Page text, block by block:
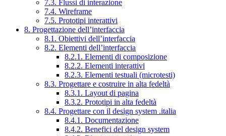
7.3. Flussi di interazione
7.4. Wireframe
7.5. Prototipi interattivi
8. Progettazione dell’interfaccia
8.1. Obiettivi dell’interfaccia
8.2. Elementi dell’interfaccia
8.2.1. Elementi di composizione
8.2.2. Elementi interattivi
8.2.3. Elementi testuali (microtesti)
8.3. Progettare e costruire in alta fedeltà
8.3.1. Layout di pagina
8.3.2. Prototipi in alta fedeltà
8.4. Progettare con il design system .italia
8.4.1. Documentazione
8.4.2. Benefici del design system